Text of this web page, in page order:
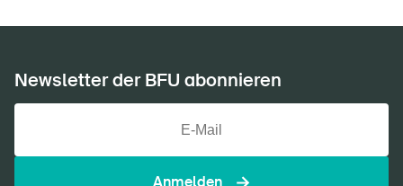
Newsletter der BFU abonnieren
Anmelden